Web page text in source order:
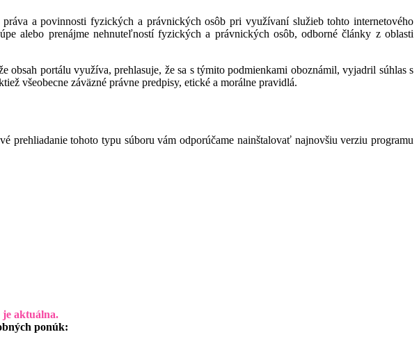
a povinnosti fyzických a právnických osôb pri využívaní služieb tohto internetového
alebo prenájme nehnuteľností fyzických a právnických osôb, odborné články z oblasti
obsah portálu využíva, prehlasuje, že sa s týmito podmienkami oboznámil, vyjadril súhlas s
všeobecne záväzné právne predpisy, etické a morálne pravidlá.
prehliadanie tohoto typu súboru vám odporúčame nainštalovať najnovšiu verziu programu
je aktuálna.
ponúk: